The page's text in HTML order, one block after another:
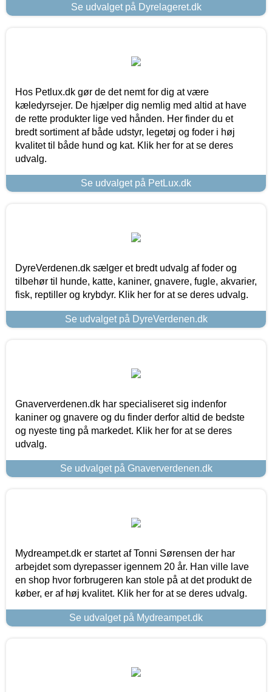
Se udvalget på Dyrelageret.dk
Hos Petlux.dk gør de det nemt for dig at være
kæledyrsejer. De hjælper dig nemlig med altid at have
de rette produkter lige ved hånden. Her finder du et
bredt sortiment af både udstyr, legetøj og foder i høj
kvalitet til både hund og kat. Klik her for at se deres
udvalg.
Se udvalget på PetLux.dk
DyreVerdenen.dk sælger et bredt udvalg af foder og
tilbehør til hunde, katte, kaniner, gnavere, fugle, akvarier,
fisk, reptiller og krybdyr. Klik her for at se deres udvalg.
Se udvalget på DyreVerdenen.dk
Gnaververdenen.dk har specialiseret sig indenfor
kaniner og gnavere og du finder derfor altid de bedste
og nyeste ting på markedet. Klik her for at se deres
udvalg.
Se udvalget på Gnaververdenen.dk
Mydreampet.dk er startet af Tonni Sørensen der har
arbejdet som dyrepasser igennem 20 år. Han ville lave
en shop hvor forbrugeren kan stole på at det produkt de
køber, er af høj kvalitet. Klik her for at se deres udvalg.
Se udvalget på Mydreampet.dk